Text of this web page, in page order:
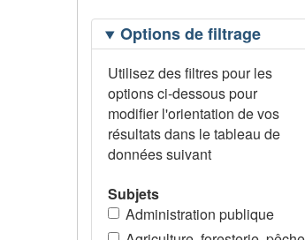
Filtrage
desOptions de filtrage
Utilisez des filtres pour les
options ci-dessous pour
modifier l'orientation de vos
résultats dans le tableau de
données suivant
Subjets
Administration publique